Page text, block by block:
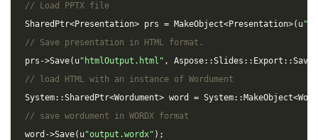
// Load PPTX file
SharedPtr<Presentation> prs = MakeObject<Presentation>( u
// Save presentation in HTML format.
prs ->Save( u"htmlOutput.html" , Aspose::Slides :: Export ::
// load HTML with an instance of Wordument
System::SharedPtr<Wordument> word = System:: MakeObject<
// save wordument in WORDX format
word ->Save( u"output.wordx" );